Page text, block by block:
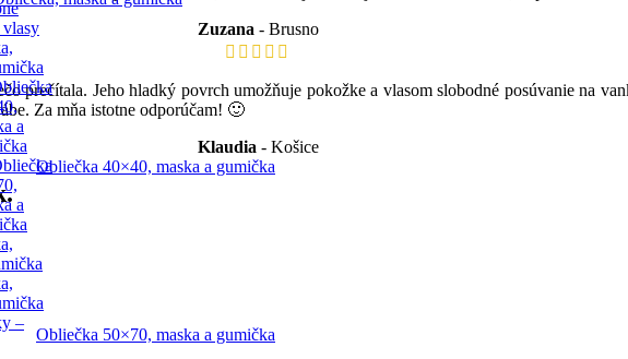
Obliečka 40×40, maska a gumička
Obliečka 50×70, maska a gumička
a
a
–
Zuzana
Brusno
prečítala. Jeho hladký povrch umožňuje pokožke a vlasom slobodné posúvanie na
Za mňa istotne odporúčam! 🙂
Klaudia
Košice